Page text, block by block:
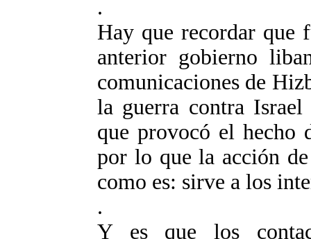
.
Hay que recordar que
anterior gobierno
comunicaciones de
la guerra contra
que provocó el hecho
por lo que la acción
como es: sirve a los
.
Y es que los